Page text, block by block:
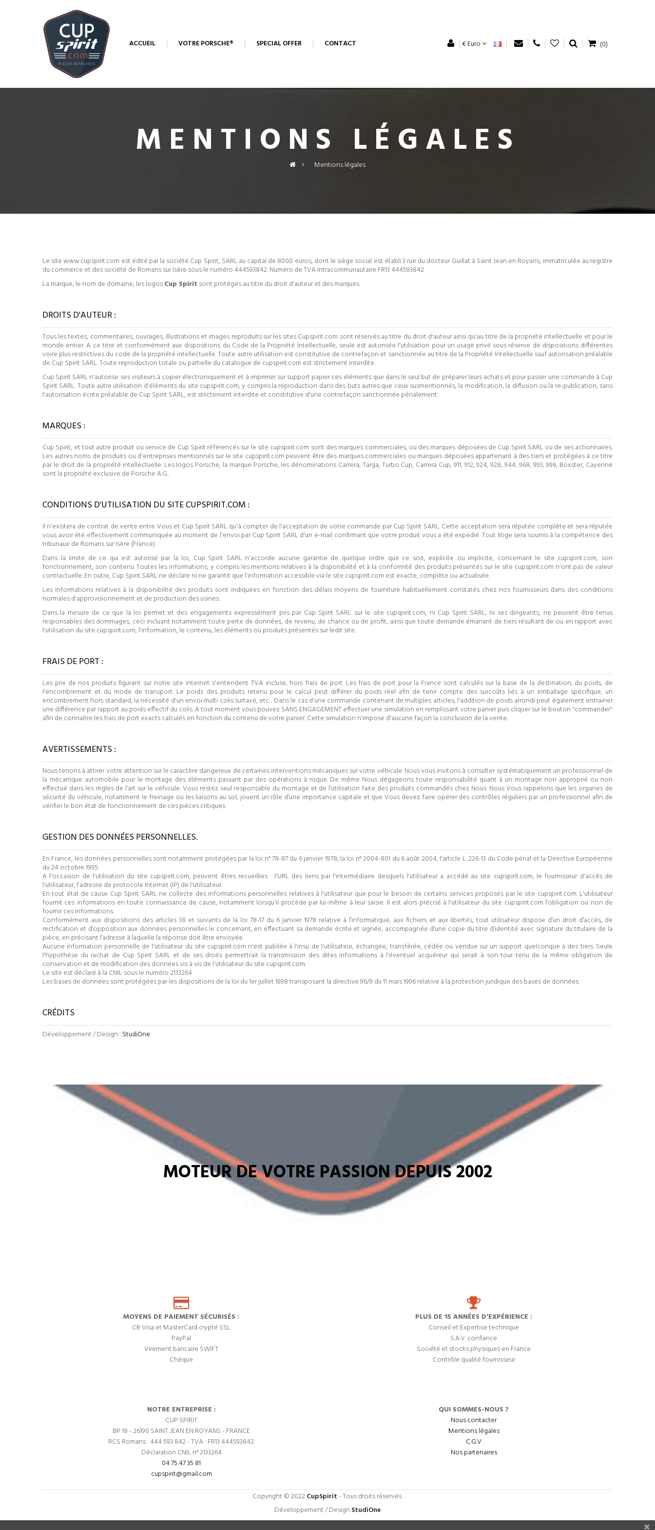
ACCUEIL VOTRE PORSCHE® SPECIAL OFFER CONTACT € Euro (0)
MENTIONS LÉGALES
> Mentions légales
Le site www.cupspirit.com est édité par la société Cup Spirit, SARL au capital de 8000 euros, dont le siège social est établi 3 rue du docteur Guillat à Saint Jean en Royans, immatriculée au registre
du commerce et des société de Romans sur Isère sous le numéro 444593842. Numéro de TVA Intracommunautaire FR13 444593842.
La marque, le nom de domaine, les logosCup Spirit sont protégés au titre du droit d'auteur et des marques.
DROITS D'AUTEUR :
Tous les textes, commentaires, ouvrages, illustrations et images reproduits sur les sites Cupspirit.com sont réservés au titre du droit d'auteur ainsi qu'au titre de la propriété intellectuelle et pour le
monde entier. A ce titre et conformément aux dispositions du Code de la Propriété Intellectuelle, seule est autorisée l'utilisation pour un usage privé sous réserve de dispositions différentes
voire plus restrictives du code de la propriété intellectuelle. Toute autre utilisation est constitutive de contrefaçon et sanctionnée au titre de la Propriété Intellectuelle sauf autorisation préalable
de Cup Spirit SARL. Toute reproduction totale ou partielle du catalogue de cupspirit.com est strictement interdite.
Cup Spirit SARL n'autorise ses visiteurs à copier électroniquement et à imprimer sur support papier ces éléments que dans le seul but de préparer leurs achats et pour passer une commande à Cup
Spirit SARL. Toute autre utilisation d'éléments du site cupspirit.com, y compris la reproduction dans des buts autres que ceux susmentionnés, la modification, la diffusion ou la re-publication, sans
l'autorisation écrite préalable de Cup Spirit SARL, est strictement interdite et constitutive d'une contrefaçon sanctionnée pénalement.
MARQUES :
Cup Spirit, et tout autre produit ou service de Cup Spirit référencés sur le site cupspirit.com sont des marques commerciales, ou des marques déposées de Cup Spirit SARL ou de ses actionnaires.
Les autres noms de produits ou d'entreprises mentionnés sur le site cupspirit.com peuvent être des marques commerciales ou marques déposées appartenant à des tiers et protégées à ce titre
par le droit de la propriété intellectuelle. Les logos Porsche, la marque Porsche, les dénominations Carrera, Targa, Turbo Cup, Carrera Cup, 911, 912, 924, 928, 944, 968, 993, 996, Boxster, Cayenne
sont la propriété exclusive de Porsche A.G..
CONDITIONS D'UTILISATION DU SITE CUPSPIRIT.COM :
Il n'existera de contrat de vente entre Vous et Cup Spirit SARL qu'à compter de l'acceptation de votre commande par Cup Spirit SARL. Cette acceptation sera réputée complète et sera réputée
vous avoir été effectivement communiquée au moment de l'envoi par Cup Spirit SARL d'un e-mail confirmant que votre produit vous a été expédié. Tout litige sera soumis à la compétence des
tribunaux de Romans sur Isère (France).
Dans la limite de ce qui est autorisé par la loi, Cup Spirit SARL n'accorde aucune garantie de quelque ordre que ce soit, explicite ou implicite, concernant le site cupspirit.com, son
fonctionnement, son contenu. Toutes les informations, y compris les mentions relatives à la disponibilité et à la conformité des produits présentés sur le site cupspirit.com n'ont pas de valeur
contractuelle. En outre, Cup Spirit SARL ne déclare ni ne garantit que l'information accessible via le site cupspirit.com est exacte, complète ou actualisée.
Les informations relatives à la disponibilité des produits sont indiquées en fonction des délais moyens de fourniture habituellement constatés chez nos fournisseurs dans des conditions
normales d'approvisionnement et de production des usines.
Dans la mesure de ce que la loi permet et des engagements expressément pris par Cup Spirit SARL sur le site cupspirit.com, ni Cup Spirit SARL, ni ses dirigeants, ne peuvent être tenus
responsables des dommages, ceci incluant notamment toute perte de données, de revenu, de chance ou de profit, ainsi que toute demande émanant de tiers résultant de ou en rapport avec
l'utilisation du site cupspirit.com, l'information, le contenu, les éléments ou produits présentés sur ledit site.
FRAIS DE PORT :
Les prix de nos produits figurant sur notre site internet s'entendent TVA incluse, hors frais de port. Les frais de port pour la France sont calculés sur la base de la destination, du poids, de
l'encombrement et du mode de transport. Le poids des produits retenu pour le calcul peut différer du poids réel afin de tenir compte des surcoûts liés à un emballage spécifique, un
encombrement hors standard, la nécessité d'un envoi multi colis surtaxé, etc... Dans le cas d'une commande contenant de multiples articles, l'addition de poids arrondi peut également entrainer
une différence par rapport au poids effectif du colis. A tout moment vous pouvez SANS ENGAGEMENT effectuer une simulation en remplissant votre panier puis cliquer sur le bouton "commander"
afin de connaitre les frais de port exacts calculés en fonction du contenu de votre panier.Cette simulation n'impose d'aucune façon la conclusion de la vente.
AVERTISSEMENTS :
Nous tenons à attirer votre attention sur le caractère dangereux de certaines interventions mécaniques sur votre véhicule. Nous vous invitons à consulter systématiquement un professionnel de
la mécanique automobile pour le montage des éléments passant par des opérations à risque. De même Nous dégageons toute responsabilité quant à un montage non approprié ou non
effectué dans les règles de l’art sur le véhicule. Vous restez seul responsable du montage et de l’utilisation faite des produits commandés chez Nous. Nous Vous rappelons que les organes de
sécurité du véhicule, notamment le freinage ou les liaisons au sol, jouent un rôle d’une importance capitale et que Vous devez faire opérer des contrôles réguliers par un professionnel afin de
vérifier le bon état de fonctionnement de ces pièces critiques.
GESTION DES DONNÉES PERSONNELLES.
En France, les données personnelles sont notamment protégées par la loi n° 78-87 du 6 janvier 1978, la loi n° 2004-801 du 6 août 2004, l'article L. 226-13 du Code pénal et la Directive Européenne
du 24 octobre 1995.
A l'occasion de l'utilisation du site cupspirit.com, peuvent êtres recueillies : l'URL des liens par l'intermédiaire desquels l'utilisateur a accédé au site cupspirit.com, le fournisseur d'accès de
l'utilisateur, l'adresse de protocole Internet (IP) de l'utilisateur.
En tout état de cause Cup Spirit SARL ne collecte des informations personnelles relatives à l'utilisateur que pour le besoin de certains services proposés par le site cupspirit.com. L'utilisateur
fournit ces informations en toute connaissance de cause, notamment lorsqu'il procède par lui-même à leur saisie. Il est alors précisé à l'utilisateur du site cupspirit.com l’obligation ou non de
fournir ces informations.
Conformément aux dispositions des articles 38 et suivants de la loi 78-17 du 6 janvier 1978 relative à l’informatique, aux fichiers et aux libertés, tout utilisateur dispose d’un droit d’accès, de
rectification et d’opposition aux données personnelles le concernant, en effectuant sa demande écrite et signée, accompagnée d’une copie du titre d’identité avec signature du titulaire de la
pièce, en précisant l’adresse à laquelle la réponse doit être envoyée.
Aucune information personnelle de l'utilisateur du site cupspirit.com n'est publiée à l'insu de l'utilisateur, échangée, transférée, cédée ou vendue sur un support quelconque à des tiers. Seule
l'hypothèse du rachat de Cup Spirit SARL et de ses droits permettrait la transmission des dites informations à l'éventuel acquéreur qui serait à son tour tenu de la même obligation de
conservation et de modification des données vis à vis de l'utilisateur du site cupspirit.com.
Le site est déclaré à la CNIL sous le numéro 2133264.
Les bases de données sont protégées par les dispositions de la loi du 1er juillet 1998 transposant la directive 96/9 du 11 mars 1996 relative à la protection juridique des bases de données.
CRÉDITS
Développement / Design : StudiOne
MOTEUR DE VOTRE PASSION DEPUIS 2002
MOYENS DE PAIEMENT SÉCURISÉS :
CB Visa et MasterCard crypté SSL
PayPal
Virement bancaire SWIFT
Chèque
PLUS DE 15 ANNÉES D'EXPÉRIENCE :
Conseil et Expertise technique
S.A.V. confiance
Société et stocks physiques en France
Contrôle qualité fournisseur
NOTRE ENTREPRISE :
CUP SPIRIT
BP 18 - 26190 SAINT JEAN EN ROYANS - FRANCE
RCS Romans : 444 593 842 - TVA : FR13 444593842.
Déclaration CNIL n° 2133264
04 75 47 35 81
cupspirit@gmail.com
QUI SOMMES-NOUS ?
Nous contacter
Mentions légales
C.G.V
Nos partenaires
Copyright © 2022CupSpirit - Tous droits réservés.
Développement / Design StudiOne